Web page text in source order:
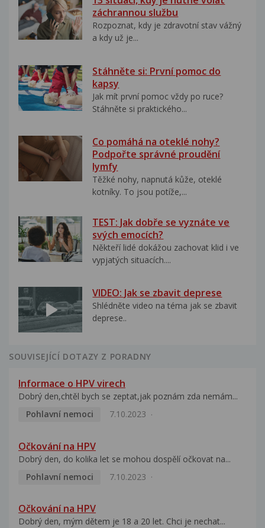
záchrannou službu
Rozpoznat, kdy je zdravotní stav vážný
a kdy už je...
Stáhněte si: První pomoc do
kapsy
Jak mít první pomoc vždy po ruce?
Stáhněte si praktického...
Co pomáhá na oteklé nohy?
Podpořte správné proudění
lymfy
Těžké nohy, napnutá kůže, oteklé
kotníky. To jsou potíže,...
TEST: Jak dobře se vyznáte ve
svých emocích?
Někteří lidé dokážou zachovat klid i ve
vypjatých situacích....
VIDEO: Jak se zbavit deprese
Shlédněte video na téma jak se zbavit
deprese..
SOUVISEJÍCÍ DOTAZY Z PORADNY
Informace o HPV virech
Dobrý den,chtěl bych se zeptat,jak poznám zda nemám...
Pohlavní nemoci
7.10.2023
Očkování na HPV
Dobrý den, do kolika let se mohou dospělí očkovat na...
Pohlavní nemoci
7.10.2023
Očkování na HPV
Dobrý den, mým dětem je 18 a 20 let. Chci je nechat...